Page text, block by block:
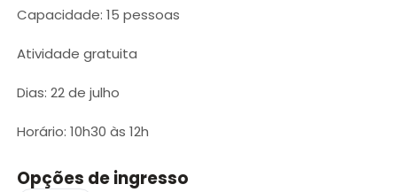
Capacidade: 15 pessoas
Atividade gratuita
Dias: 22 de julho
Horário: 10h30 às 12h
Opções de ingresso